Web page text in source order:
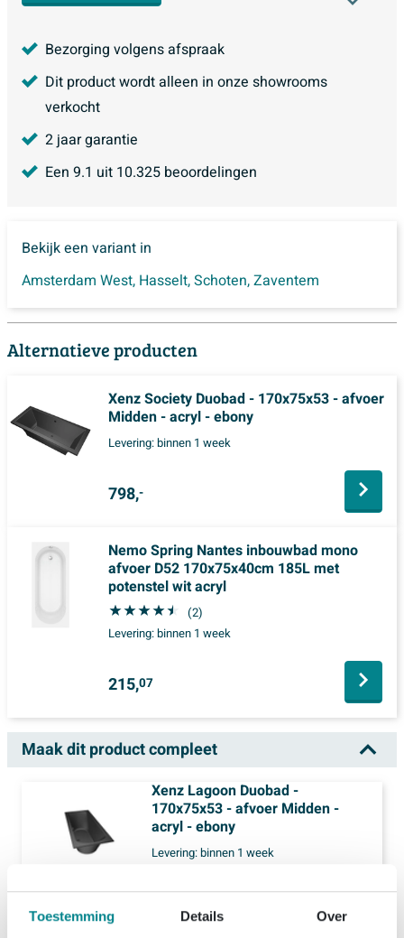
Toestemming Details Over
Bezorging volgens afspraak
Dit product wordt alleen in onze showrooms
verkocht
2 jaar garantie
Een 9.1 uit 10.325 beoordelingen
Bekijk een variant in
Amsterdam West, Hasselt,Schoten,Zaventem
Alternatieve producten
Xenz Society Duobad - 170x75x53 - afvoer
Midden - acryl - ebony
Levering:binnen 1 week
798,-
Nemo Spring Nantes inbouwbad mono
afvoer D52 170x75x40cm 185L met
potenstel wit acryl
(2)
Levering:binnen 1 week
215,07
Maak dit product compleet
Xenz Lagoon Duobad -
170x75x53 - afvoer Midden -
acryl - ebony
Levering:binnen 1 week